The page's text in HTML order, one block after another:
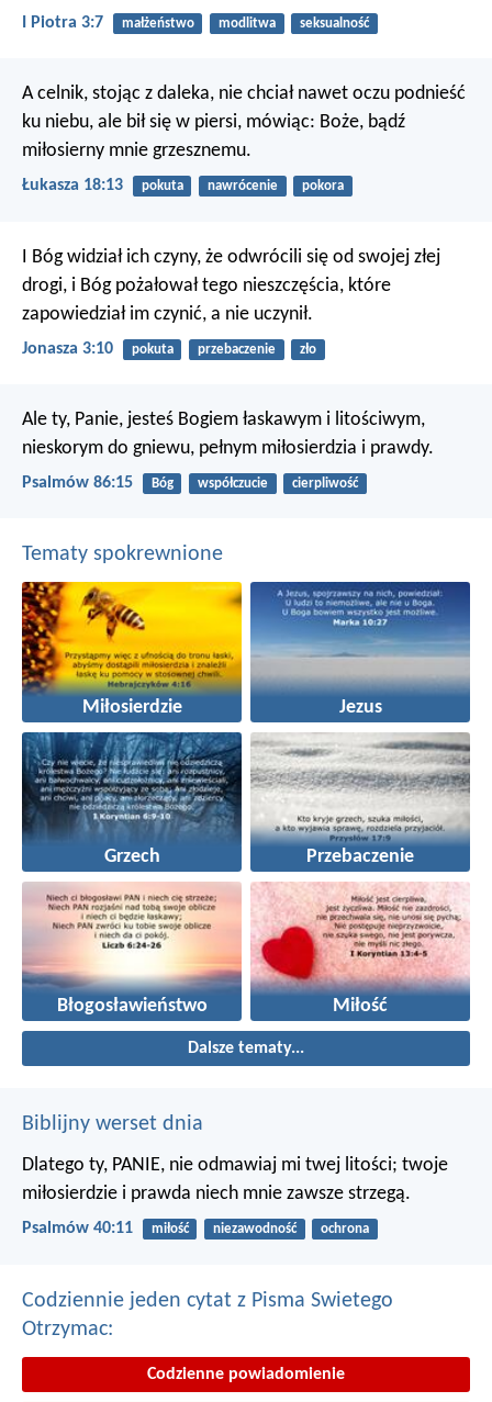
I Piotra 3:7 małżeństwo modlitwa seksualność
A celnik, stojąc z daleka, nie chciał nawet oczu podnieść
ku niebu, ale bił się w piersi, mówiąc: Boże, bądź
miłosierny mnie grzesznemu.
Łukasza 18:13 pokuta nawrócenie pokora
I Bóg widział ich czyny, że odwrócili się od swojej złej
drogi, i Bóg pożałował tego nieszczęścia, które
zapowiedział im czynić, a nie uczynił.
Jonasza 3:10 pokuta przebaczenie zło
Ale ty, Panie, jesteś Bogiem łaskawym i litościwym,
nieskorym do gniewu, pełnym miłosierdzia i prawdy.
Psalmów 86:15 Bóg współczucie cierpliwość
Tematy spokrewnione
Miłosierdzie Jezus
Grzech Przebaczenie
Błogosławieństwo Miłość
Dalsze tematy...
Biblijny werset dnia
Dlatego ty, PANIE, nie odmawiaj mi twej litości; twoje
miłosierdzie i prawda niech mnie zawsze strzegą.
Psalmów 40:11 miłość niezawodność ochrona
Codziennie jeden cytat z Pisma Swietego
Otrzymac:
Codzienne powiadomienie